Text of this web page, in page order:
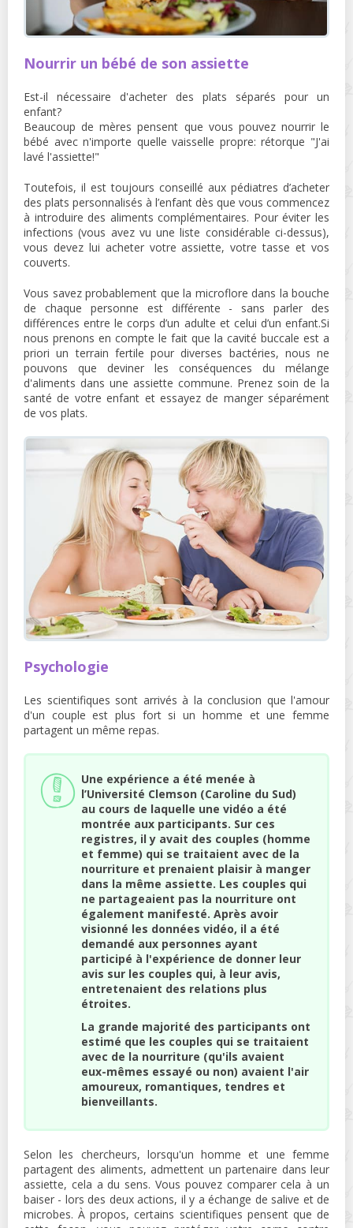
Nourrir un bébé de son assiette
Est-il nécessaire d'acheter des plats séparés pour un
enfant?
Beaucoup de mères pensent que vous pouvez nourrir le
bébé avec n'importe quelle vaisselle propre: rétorque "J'ai
lavé l'assiette!"
Toutefois, il est toujours conseillé aux pédiatres d’acheter
des plats personnalisés à l’enfant dès que vous commencez
à introduire des aliments complémentaires. Pour éviter les
infections (vous avez vu une liste considérable ci-dessus),
vous devez lui acheter votre assiette, votre tasse et vos
couverts.
Vous savez probablement que la microflore dans la bouche
de chaque personne est différente - sans parler des
différences entre le corps d’un adulte et celui d’un enfant.Si
nous prenons en compte le fait que la cavité buccale est a
priori un terrain fertile pour diverses bactéries, nous ne
pouvons que deviner les conséquences du mélange
d'aliments dans une assiette commune. Prenez soin de la
santé de votre enfant et essayez de manger séparément
de vos plats.
Psychologie
Les scientifiques sont arrivés à la conclusion que l'amour
d'un couple est plus fort si un homme et une femme
partagent un même repas.
Une expérience a été menée à
l’Université Clemson (Caroline du Sud)
au cours de laquelle une vidéo a été
montrée aux participants. Sur ces
registres, il y avait des couples (homme
et femme) qui se traitaient avec de la
nourriture et prenaient plaisir à manger
dans la même assiette. Les couples qui
ne partageaient pas la nourriture ont
également manifesté. Après avoir
visionné les données vidéo, il a été
demandé aux personnes ayant
participé à l'expérience de donner leur
avis sur les couples qui, à leur avis,
entretenaient des relations plus
étroites.
La grande majorité des participants ont
estimé que les couples qui se traitaient
avec de la nourriture (qu'ils avaient
eux-mêmes essayé ou non) avaient l'air
amoureux, romantiques, tendres et
bienveillants.
Selon les chercheurs, lorsqu'un homme et une femme
partagent des aliments, admettent un partenaire dans leur
assiette, cela a du sens. Vous pouvez comparer cela à un
baiser - lors des deux actions, il y a échange de salive et de
microbes. À propos, certains scientifiques pensent que de